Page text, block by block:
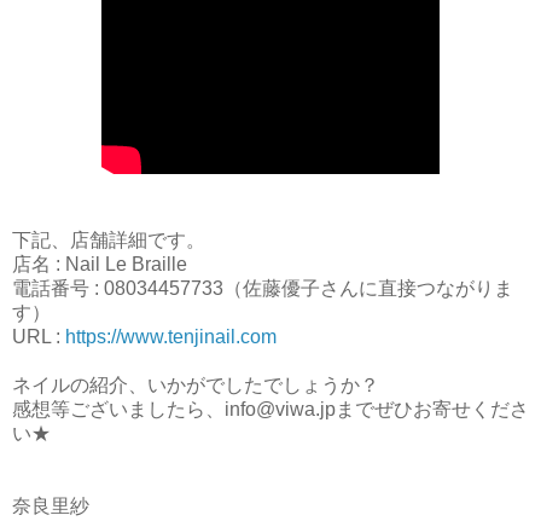
下記、店舗詳細です。
店名 : Nail Le Braille
電話番号 : 08034457733（佐藤優子さんに直接つながりま
す）
URL : https://www.tenjinail.com
ネイルの紹介、いかがでしたでしょうか？
感想等ございましたら、info@viwa.jpまでぜひお寄せくださ
い★
奈良里紗